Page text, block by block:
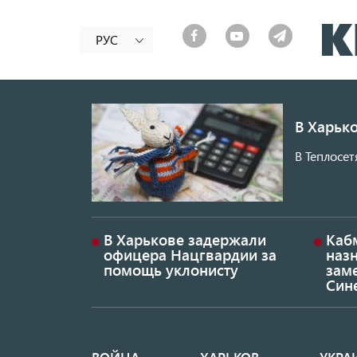
РУС
В
В
В Харькове задержали
офицера Нацгвардии за
помощь уклонисту